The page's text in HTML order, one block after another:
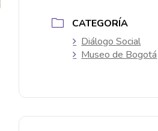
CATEGORÍA
Diálogo Social
Museo de Bogotá